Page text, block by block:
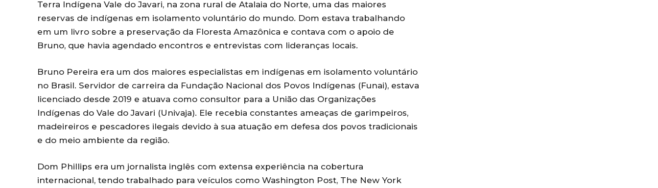
Terra Indígena Vale do Javari, na zona rural de Atalaia do Norte, uma das maiores
reservas de indígenas em isolamento voluntário do mundo. Dom estava trabalhando
em um livro sobre a preservação da Floresta Amazônica e contava com o apoio de
Bruno, que havia agendado encontros e entrevistas com lideranças locais.
Bruno Pereira era um dos maiores especialistas em indígenas em isolamento voluntário
no Brasil. Servidor de carreira da Fundação Nacional dos Povos Indígenas (Funai), estava
licenciado desde 2019 e atuava como consultor para a União das Organizações
Indígenas do Vale do Javari (Univaja). Ele recebia constantes ameaças de garimpeiros,
madeireiros e pescadores ilegais devido à sua atuação em defesa dos povos tradicionais
e do meio ambiente da região.
Dom Phillips era um jornalista inglês com extensa experiência na cobertura
internacional, tendo trabalhado para veículos como Washington Post, The New York